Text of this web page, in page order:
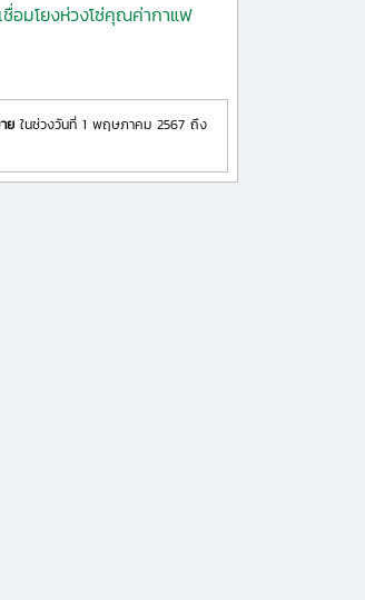
อมโยงห่วงโซ่คุณค่ากาแฟ
ยในช่วงวันที่ 1 พฤษภาคม 2567 ถึง